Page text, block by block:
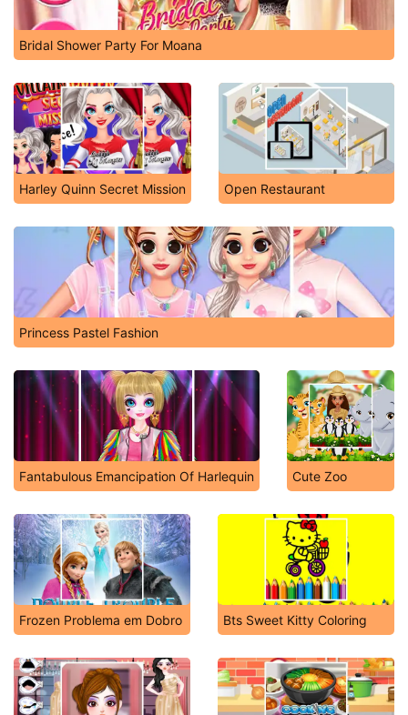
Bridal Shower Party For Moana
Harley Quinn Secret Mission Open Restaurant
Princess Pastel Fashion
Fantabulous Emancipation Of Harlequin Cute Zoo
Frozen Problema em Dobro Bts Sweet Kitty Coloring